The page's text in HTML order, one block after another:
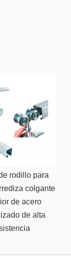
rodillo para
colgante
de acero
de alta